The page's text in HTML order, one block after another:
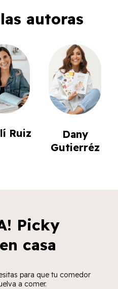
autoras
Ruiz
Dany
Gutierréz
Picky
casa
para que tu comedor
a comer.